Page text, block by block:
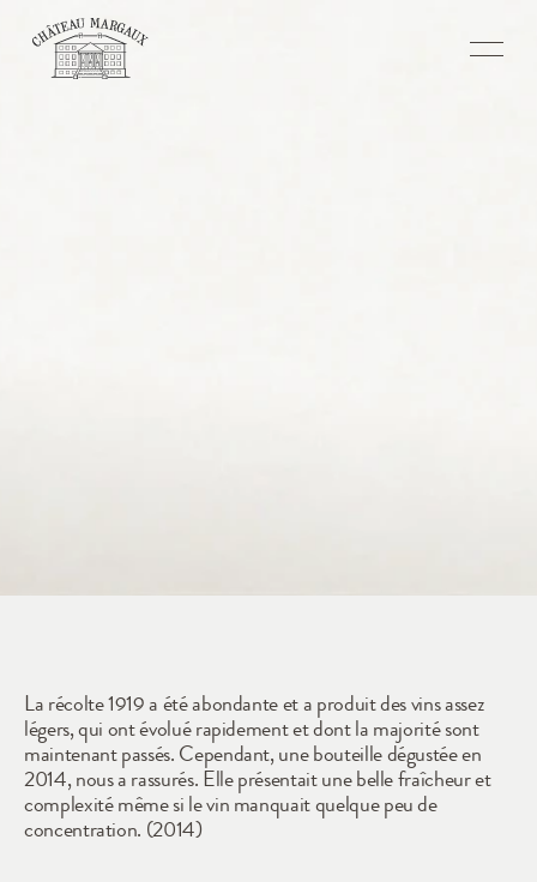
1919
La récolte 1919 a été abondante et a produit des vins assez
légers, qui ont évolué rapidement et dont la majorité sont
maintenant passés. Cependant, une bouteille dégustée en
2014, nous a rassurés. Elle présentait une belle fraîcheur et
complexité même si le vin manquait quelque peu de
concentration. (2014)